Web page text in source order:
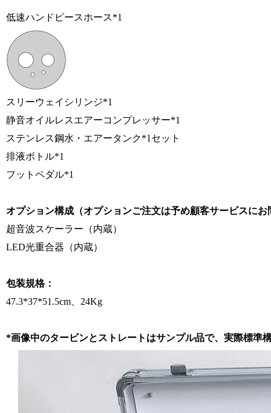
低速ハンドピースホース*1
スリーウェイシリンジ*1
静音オイルレスエアーコンプレッサー*1
ステンレス鋼水・エアータンク*1セット
排液ボトル*1
フットペダル*1
オプション構成（オプションご注文は予め顧客サービスに
超音波スケーラー（内蔵）
LED光重合器（内蔵）
包装規格：
47.3*37*51.5cm、24Kg
*画像中のタービンとストレートはサンプル品で、実際標準